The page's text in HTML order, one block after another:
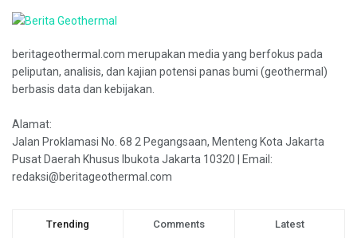
beritageothermal.com merupakan media yang berfokus pada
peliputan, analisis, dan kajian potensi panas bumi (geothermal)
berbasis data dan kebijakan.
Alamat:
Jalan Proklamasi No. 68 2 Pegangsaan, Menteng Kota Jakarta
Pusat Daerah Khusus Ibukota Jakarta 10320 | Email:
redaksi@beritageothermal.com
Trending Comments Latest